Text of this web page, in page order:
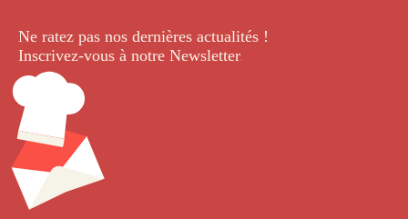
Ne ratez pas nos dernières actualités !
Inscrivez-vous à notre Newsletter.